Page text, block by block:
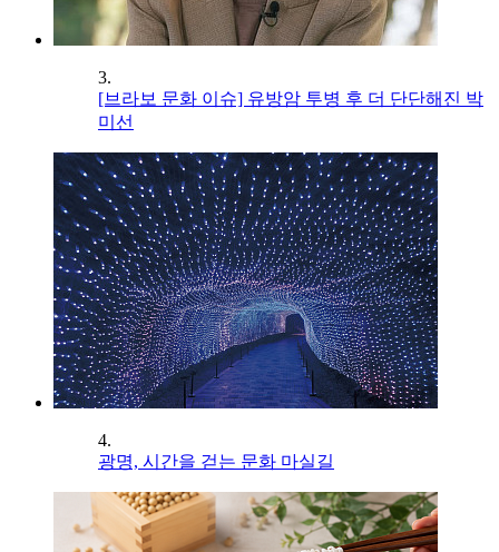
3.
[브라보 문화 이슈] 유방암 투병 후 더 단단해진 박
미선
4.
광명, 시간을 걷는 문화 마실길